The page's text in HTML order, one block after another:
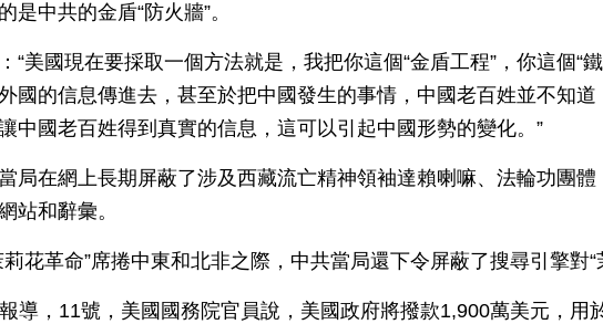
是中共的金盾“防火牆”。
“美國現在要採取一個方法就是，我把你這個“金盾工程”，你這個“
國的信息傳進去，甚至於把中國發生的事情，中國老百姓並不知
中國老百姓得到真實的信息，這可以引起中國形勢的變化。”
局在網上長期屏蔽了涉及西藏流亡精神領袖達賴喇嘛、法輪功團
站和辭彙。
莉花革命”席捲中東和北非之際，中共當局還下令屏蔽了搜尋引擎對“
導，11號，美國國務院官員說，美國政府將撥款1,900萬美元，用